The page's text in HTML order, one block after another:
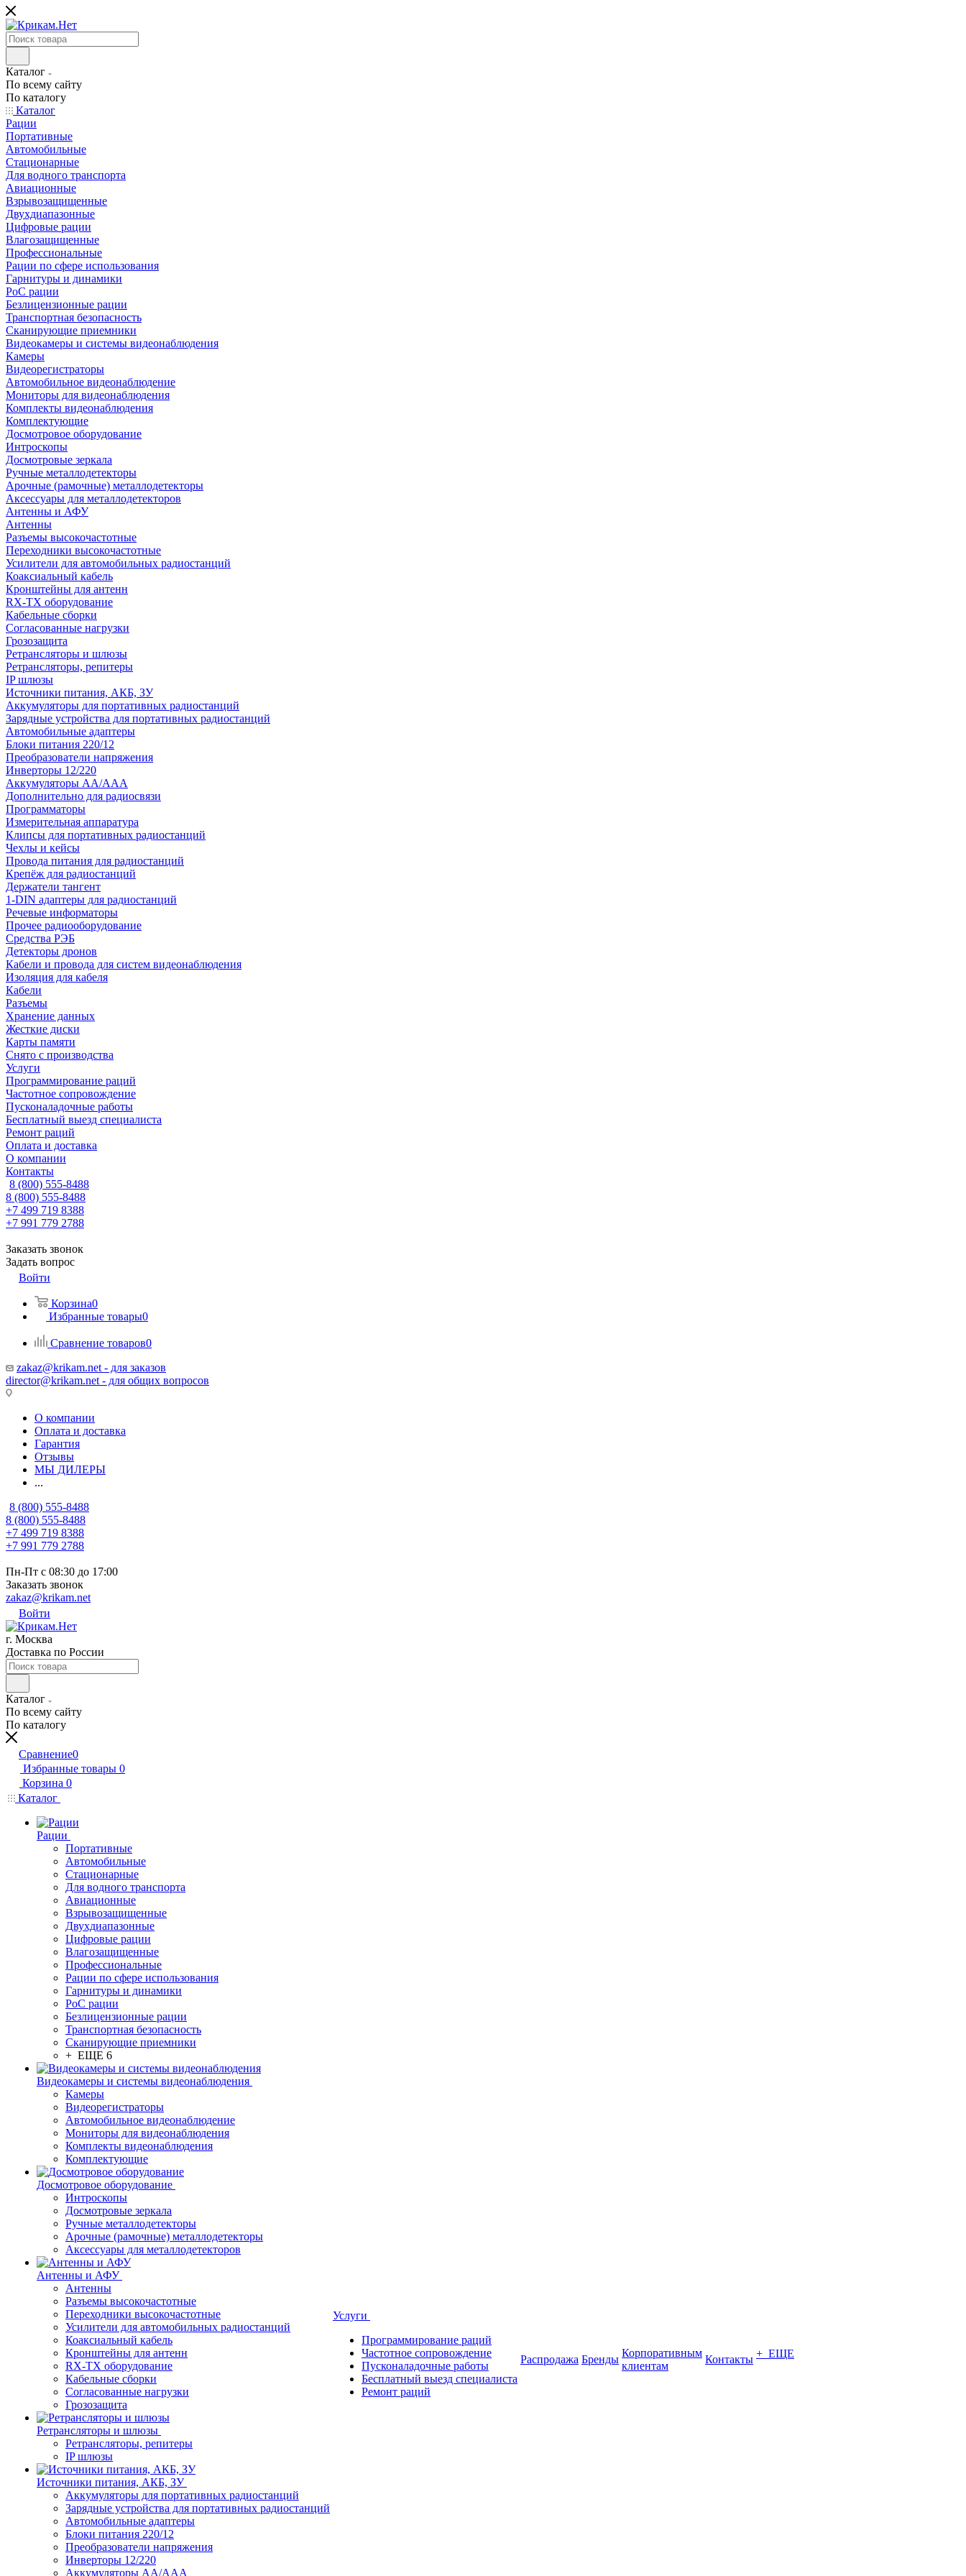
Каталог
По всему сайту
По каталогу
Каталог
Рации
Портативные
Автомобильные
Стационарные
Для водного транспорта
Авиационные
Взрывозащищенные
Двухдиапазонные
Цифровые рации
Влагозащищенные
Профессиональные
Рации по сфере использования
Гарнитуры и динамики
PoC рации
Безлицензионные рации
Транспортная безопасность
Сканирующие приемники
Видеокамеры и системы видеонаблюдения
Камеры
Видеорегистраторы
Автомобильное видеонаблюдение
Мониторы для видеонаблюдения
Комплекты видеонаблюдения
Комплектующие
Досмотровое оборудование
Интроскопы
Досмотровые зеркала
Ручные металлодетекторы
Арочные (рамочные) металлодетекторы
Аксессуары для металлодетекторов
Антенны и АФУ
Антенны
Разъемы высокочастотные
Переходники высокочастотные
Усилители для автомобильных радиостанций
Коаксиальный кабель
Кронштейны для антенн
RX-TX оборудование
Кабельные сборки
Согласованные нагрузки
Грозозащита
Ретрансляторы и шлюзы
Ретрансляторы, репитеры
IP шлюзы
Источники питания, АКБ, ЗУ
Аккумуляторы для портативных радиостанций
Зарядные устройства для портативных радиостанций
Автомобильные адаптеры
Блоки питания 220/12
Преобразователи напряжения
Инверторы 12/220
Аккумуляторы АА/ААА
Дополнительно для радиосвязи
Программаторы
Измерительная аппаратура
Клипсы для портативных радиостанций
Чехлы и кейсы
Провода питания для радиостанций
Крепёж для радиостанций
Держатели тангент
1-DIN адаптеры для радиостанций
Речевые информаторы
Прочее радиооборудование
Средства РЭБ
Детекторы дронов
Кабели и провода для систем видеонаблюдения
Изоляция для кабеля
Кабели
Разъемы
Хранение данных
Жесткие диски
Карты памяти
Снято с производства
Услуги
Программирование раций
Частотное сопровождение
Пусконаладочные работы
Бесплатный выезд специалиста
Ремонт раций
Оплата и доставка
О компании
Контакты
8 (800) 555-8488
8 (800) 555-8488
+7 499 719 8388
+7 991 779 2788
Заказать звонок
Задать вопрос
Войти
Корзина0
Избранные товары0
Сравнение товаров0
zakaz@krikam.net - для заказов
director@krikam.net - для общих вопросов
О компании
Оплата и доставка
Гарантия
Отзывы
МЫ ДИЛЕРЫ
...
8 (800) 555-8488
8 (800) 555-8488
+7 499 719 8388
+7 991 779 2788
Пн-Пт с 08:30 до 17:00
Заказать звонок
zakaz@krikam.net
Войти
г. Москва
Доставка по России
Каталог
По всему сайту
По каталогу
Сравнение0
Избранные товары 0
Корзина 0
Каталог
Рации
Портативные
Автомобильные
Стационарные
Для водного транспорта
Авиационные
Взрывозащищенные
Двухдиапазонные
Цифровые рации
Влагозащищенные
Профессиональные
Рации по сфере использования
Гарнитуры и динамики
PoC рации
Безлицензионные рации
Транспортная безопасность
Сканирующие приемники
+ ЕЩЕ 6
Видеокамеры и системы видеонаблюдения
Камеры
Видеорегистраторы
Автомобильное видеонаблюдение
Мониторы для видеонаблюдения
Комплекты видеонаблюдения
Комплектующие
Досмотровое оборудование
Интроскопы
Досмотровые зеркала
Ручные металлодетекторы
Арочные (рамочные) металлодетекторы
Аксессуары для металлодетекторов
Антенны и АФУ
Антенны
Разъемы высокочастотные
Переходники высокочастотные
Усилители для автомобильных радиостанций
Коаксиальный кабель
Кронштейны для антенн
RX-TX оборудование
Кабельные сборки
Согласованные нагрузки
Грозозащита
Ретрансляторы и шлюзы
Ретрансляторы, репитеры
IP шлюзы
Источники питания, АКБ, ЗУ
Аккумуляторы для портативных радиостанций
Зарядные устройства для портативных радиостанций
Автомобильные адаптеры
Блоки питания 220/12
Преобразователи напряжения
Инверторы 12/220
Аккумуляторы АА/ААА
Услуги
Программирование раций
Частотное сопровождение
Пусконаладочные работы
Бесплатный выезд специалиста
Ремонт раций
Распродажа Бренды
Корпоративным
клиентам
Контакты + ЕЩЕ